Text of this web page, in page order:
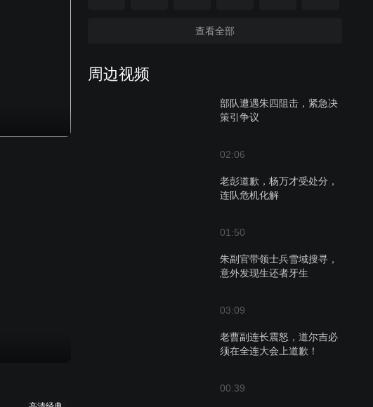
查看全部
周边视频
部队遭遇朱四阻击，紧急决
策引争议
02:06
老彭道歉，杨万才受处分，
连队危机化解
01:50
朱副官带领士兵雪域搜寻，
意外发现生还者牙生
03:09
老曹副连长震怒，道尔吉必
须在全连大会上道歉！
00:39